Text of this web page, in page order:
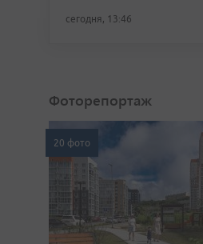
сегодня, 13:46
Фоторепортаж
20 фото